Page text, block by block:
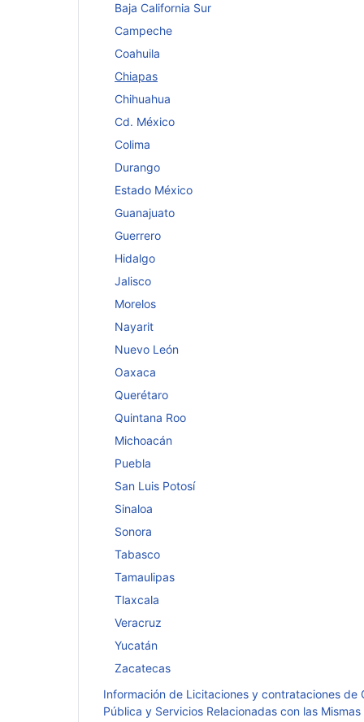
Baja California Sur
Campeche
Coahuila
Chiapas
Chihuahua
Cd. México
Colima
Durango
Estado México
Guanajuato
Guerrero
Hidalgo
Jalisco
Morelos
Nayarit
Nuevo León
Oaxaca
Querétaro
Quintana Roo
Michoacán
Puebla
San Luis Potosí
Sinaloa
Sonora
Tabasco
Tamaulipas
Tlaxcala
Veracruz
Yucatán
Zacatecas
Información de Licitaciones y contrataciones de
Pública y Servicios Relacionadas con las Mismas